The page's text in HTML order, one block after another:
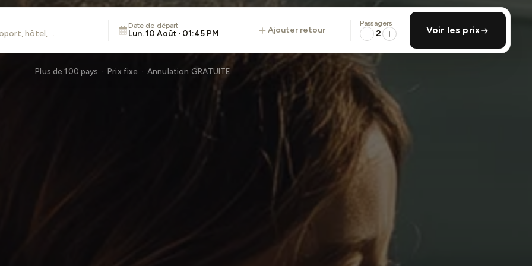
Date de départ
Lun. 10 Août · 01:45 PM ajouter retour
Passagers
2 Voir les prix
Plus de 100 pays · Prix fixe · Annulation GRATUITE